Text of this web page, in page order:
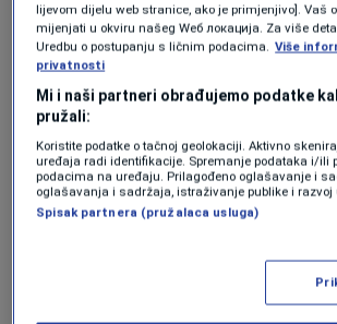
POČELO ČITANJE OPTUŽNICE
Slučaj Tulumović i ostali:
bolesnika u Tuzli?
16. apr. 0
ŽRTVA POLITIČKIH TRGOVINA
Konaković upozorava:
legalnog menadžmenta,
cijenu
Slučajem smrti Amire
lijevom dijelu web stranice, ako je primjenjivo]. Vaš
mijenjati u okviru našeg Wеб локација. Za više
Uredbu o postupanju s ličnim podacima. Više
privatnosti
Mi i naši partneri obrađujemo podatke
pružali:
Koristite podatke o tačnoj geolokaciji. Aktivno
uređaja radi identifikacije. Spremanje podataka i/ili
podacima na uređaju. Prilagođeno oglašavanje i
oglašavanja i sadržaja, istraživanje publike i razvoj
Spisak partnera (pružalaca usluga)